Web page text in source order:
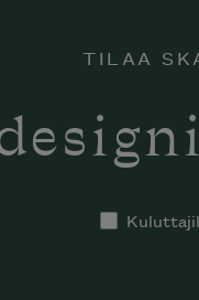
TILAA